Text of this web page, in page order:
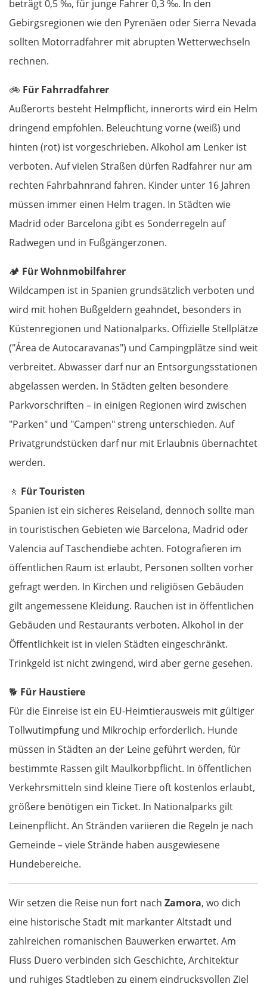
beträgt 0,5 ‰, für junge Fahrer 0,3 ‰. In den
Gebirgsregionen wie den Pyrenäen oder Sierra Nevada
sollten Motorradfahrer mit abrupten Wetterwechseln
rechnen.
🚲 Für Fahrradfahrer
Außerorts besteht Helmpflicht, innerorts wird ein Helm
dringend empfohlen. Beleuchtung vorne (weiß) und
hinten (rot) ist vorgeschrieben. Alkohol am Lenker ist
verboten. Auf vielen Straßen dürfen Radfahrer nur am
rechten Fahrbahnrand fahren. Kinder unter 16 Jahren
müssen immer einen Helm tragen. In Städten wie
Madrid oder Barcelona gibt es Sonderregeln auf
Radwegen und in Fußgängerzonen.
🏕️ Für Wohnmobilfahrer
Wildcampen ist in Spanien grundsätzlich verboten und
wird mit hohen Bußgeldern geahndet, besonders in
Küstenregionen und Nationalparks. Offizielle Stellplätze
("Área de Autocaravanas") und Campingplätze sind weit
verbreitet. Abwasser darf nur an Entsorgungsstationen
abgelassen werden. In Städten gelten besondere
Parkvorschriften – in einigen Regionen wird zwischen
"Parken" und "Campen" streng unterschieden. Auf
Privatgrundstücken darf nur mit Erlaubnis übernachtet
werden.
🚶 Für Touristen
Spanien ist ein sicheres Reiseland, dennoch sollte man
in touristischen Gebieten wie Barcelona, Madrid oder
Valencia auf Taschendiebe achten. Fotografieren im
öffentlichen Raum ist erlaubt, Personen sollten vorher
gefragt werden. In Kirchen und religiösen Gebäuden
gilt angemessene Kleidung. Rauchen ist in öffentlichen
Gebäuden und Restaurants verboten. Alkohol in der
Öffentlichkeit ist in vielen Städten eingeschränkt.
Trinkgeld ist nicht zwingend, wird aber gerne gesehen.
🐕 Für Haustiere
Für die Einreise ist ein EU-Heimtierausweis mit gültiger
Tollwutimpfung und Mikrochip erforderlich. Hunde
müssen in Städten an der Leine geführt werden, für
bestimmte Rassen gilt Maulkorbpflicht. In öffentlichen
Verkehrsmitteln sind kleine Tiere oft kostenlos erlaubt,
größere benötigen ein Ticket. In Nationalparks gilt
Leinenpflicht. An Stränden variieren die Regeln je nach
Gemeinde – viele Strände haben ausgewiesene
Hundebereiche.
Wir setzen die Reise nun fort nach Zamora, wo dich
eine historische Stadt mit markanter Altstadt und
zahlreichen romanischen Bauwerken erwartet. Am
Fluss Duero verbinden sich Geschichte, Architektur
und ruhiges Stadtleben zu einem eindrucksvollen Ziel
Cannes
Toulon
Marseille
Avignon
Nîmes
Montpellier
Béziers
Carcassonne
Ax-les-Thermes
Andorra la Vella
Spanien Süd
Solsona
Reus
Amposta
Castelló de la Plana
Valencia
Dénia
Alicante
Murcia
Almería
Motril
Málaga
Marbella
Jerez de la Frontera
Sevilla
Portugal